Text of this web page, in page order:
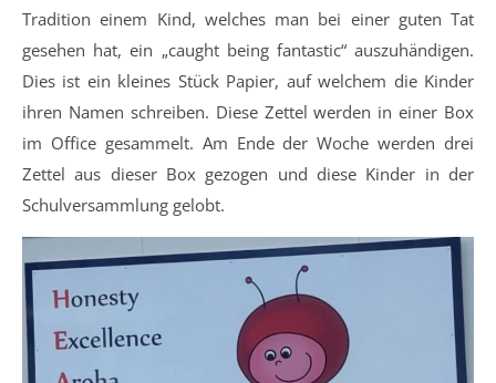
Tradition einem Kind, welches man bei einer guten Tat
gesehen hat, ein „caught being fantastic“ auszuhändigen.
Dies ist ein kleines Stück Papier, auf welchem die Kinder
ihren Namen schreiben. Diese Zettel werden in einer Box
im Office gesammelt. Am Ende der Woche werden drei
Zettel aus dieser Box gezogen und diese Kinder in der
Schulversammlung gelobt.